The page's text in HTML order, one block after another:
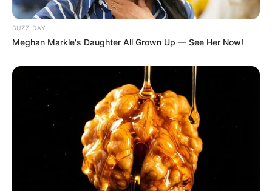
BUZZ DAY
Meghan Markle's Daughter All Grown Up — See Her Now!